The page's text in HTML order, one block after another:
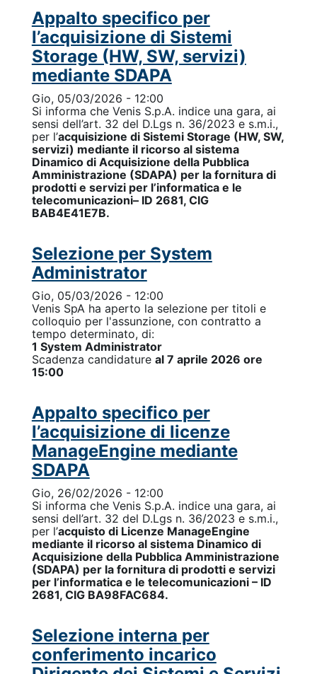
Appalto specifico per
l’acquisizione di Sistemi
Storage (HW, SW, servizi)
mediante SDAPA
Gio, 05/03/2026 - 12:00
Si informa che Venis S.p.A. indice una gara, ai
sensi dell’art. 32 del D.Lgs n. 36/2023 e s.m.i.,
per l’acquisizione di Sistemi Storage (HW, SW,
servizi) mediante il ricorso al sistema
Dinamico di Acquisizione della Pubblica
Amministrazione (SDAPA) per la fornitura di
prodotti e servizi per l’informatica e le
telecomunicazioni– ID 2681, CIG
BAB4E41E7B.
Selezione per System
Administrator
Gio, 05/03/2026 - 12:00
Venis SpA ha aperto la selezione per titoli e
colloquio per l'assunzione, con contratto a
tempo determinato, di:
1 System Administrator
Scadenza candidature al 7 aprile 2026 ore
15:00
Appalto specifico per
l’acquisizione di licenze
ManageEngine mediante
SDAPA
Gio, 26/02/2026 - 12:00
Si informa che Venis S.p.A. indice una gara, ai
sensi dell’art. 32 del D.Lgs n. 36/2023 e s.m.i.,
per l’acquisto di Licenze ManageEngine
mediante il ricorso al sistema Dinamico di
Acquisizione della Pubblica Amministrazione
(SDAPA) per la fornitura di prodotti e servizi
per l’informatica e le telecomunicazioni – ID
2681, CIG BA98FAC684.
Selezione interna per
conferimento incarico